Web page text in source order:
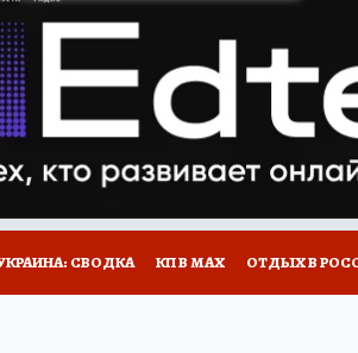
КОЛЛЕКЦИИ КОНКУРСЫ
СВОДКА КП В МАХ ОТДЫХ В